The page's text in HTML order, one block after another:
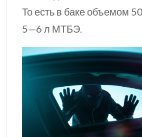
То есть в баке объемом
5—6 л МТБЭ.